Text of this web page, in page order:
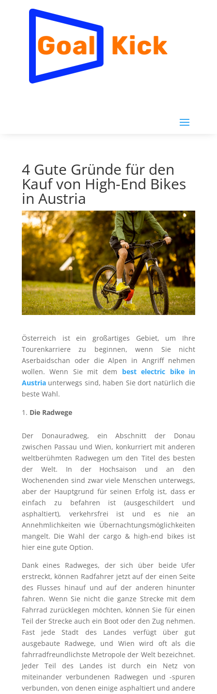
4 Gute Gründe für den
Kauf von High-End Bikes
in Austria
Österreich ist ein großartiges Gebiet, um Ihre
Tourenkarriere zu beginnen, wenn Sie nicht
Aserbaidschan oder die Alpen in Angriff nehmen
wollen. Wenn Sie mit dem best electric bike in
Austriaunterwegs sind, haben Sie dort natürlich die
beste Wahl.
Die Radwege
Der Donauradweg, ein Abschnitt der Donau
zwischen Passau und Wien, konkurriert mit anderen
weltberühmten Radwegen um den Titel des besten
der Welt. In der Hochsaison und an den
Wochenenden sind zwar viele Menschen unterwegs,
aber der Hauptgrund für seinen Erfolg ist, dass er
einfach zu befahren ist (ausgeschildert und
asphaltiert), verkehrsfrei ist und es nie an
Annehmlichkeiten wie Übernachtungsmöglichkeiten
mangelt. Die Wahl der cargo & high-end bikes ist
hier eine gute Option.
Dank eines Radweges, der sich über beide Ufer
erstreckt, können Radfahrer jetzt auf der einen Seite
des Flusses hinauf und auf der anderen hinunter
fahren. Wenn Sie nicht die ganze Strecke mit dem
Fahrrad zurücklegen möchten, können Sie für einen
Teil der Strecke auch ein Boot oder den Zug nehmen.
Fast jede Stadt des Landes verfügt über gut
ausgebaute Radwege, und Wien wird oft als die
fahrradfreundlichste Metropole der Welt bezeichnet.
Jeder Teil des Landes ist durch ein Netz von
miteinander verbundenen Radwegen und -spuren
verbunden, von denen einige asphaltiert und andere